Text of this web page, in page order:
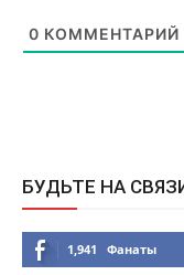
0 КОММЕНТАРИЙ
БУДЬТЕ НА
1,941 Фанаты